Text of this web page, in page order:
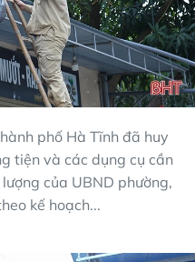
phố Hà Tĩnh đã huy
tiện và các dụng cụ cần
của UBND phường,
kế hoạch...